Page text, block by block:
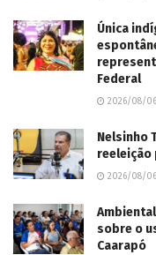
Única
Federal
2026/08/06
Nelsinho
reeleição
2026/08/06
sobre o
Caarapó